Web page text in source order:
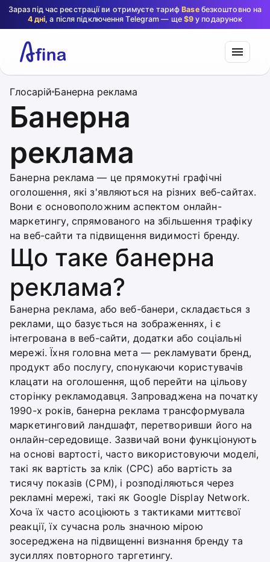
Зараз під час реєстрації ви отримуєте тарифBaseбезкоштовно на
4 дні, а після підключення Telegram — ще $9 у подарунок
Глосарій Банерна реклама
Банерна
реклама
Банерна реклама — це прямокутні графічні
оголошення, які з'являються на різних веб-сайтах.
Вони є основоположним аспектом онлайн-
маркетингу, спрямованого на збільшення трафіку
на веб-сайти та підвищення видимості бренду.
Що таке банерна
реклама?
Банерна реклама, або веб-банери, складається з
реклами, що базується на зображеннях, і є
інтегрована в веб-сайти, додатки або соціальні
мережі. Їхня головна мета — рекламувати бренд,
продукт або послугу, спонукаючи користувачів
клацати на оголошення, щоб перейти на цільову
сторінку рекламодавця. Запроваджена на початку
1990-х років, банерна реклама трансформувала
маркетинговий ландшафт, перетворивши його на
онлайн-середовище. Зазвичай вони функціонують
на основі вартості, часто використовуючи моделі,
такі як вартість за клік (CPC) або вартість за
тисячу показів (CPM), і розподіляються через
рекламні мережі, такі як Google Display Network.
Хоча їх часто асоціюють з тактиками миттєвої
реакції, їх сучасна роль значною мірою
зосереджена на підвищенні визнання бренду та
зусиллях повторного таргетингу.